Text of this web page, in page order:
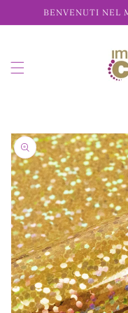
direttamente
ai contenuti
BENVENUTI NEL
Passa alle
informazioni
sul prodotto